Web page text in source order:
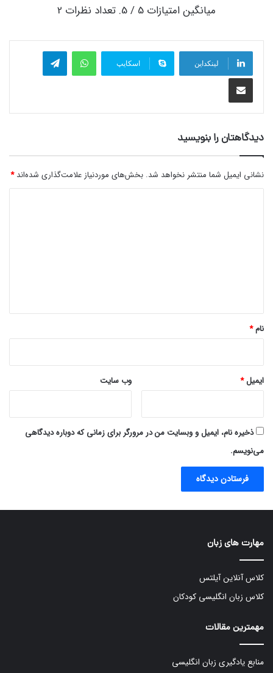
میانگین امتیازات 5 / 5. تعداد نظرات 2
لینکداین اسکایپ
واتس آپ تلگرام
اشتراک گذاری با ایمیل
دیدگاهتان را بنویسید
نشانی ایمیل شما منتشر نخواهد شد. بخش‌های موردنیاز علامت‌گذاری شده‌اند*
نام*
ایمیل* وب‌ سایت
ذخیره نام، ایمیل و وبسایت من در مرورگر برای زمانی که دوباره دیدگاهی
می‌نویسم.
مهارت های زبان
کلاس آنلاین آیلتس
کلاس زبان انگلیسی کودکان
مهمترین مقالات
منابع یادگیری زبان انگلیسی